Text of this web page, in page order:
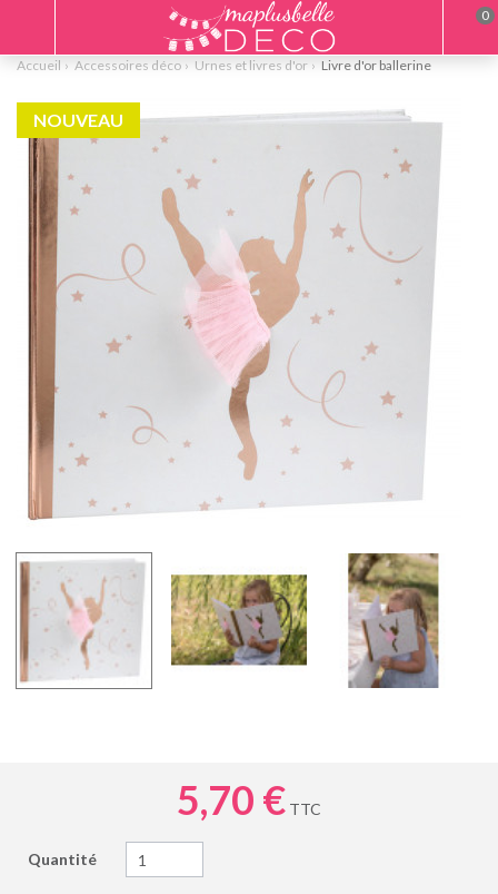
Accueil Accessoires déco Urnes et livres d'or Livre d'or ballerine
NOUVEAU
5,70 € TTC
Quantité
0